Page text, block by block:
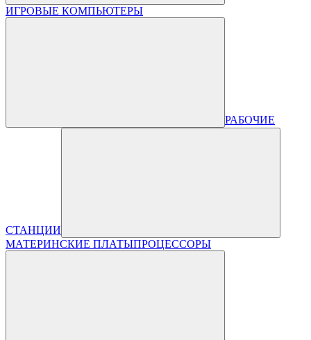
ИГРОВЫЕ КОМПЬЮТЕРЫ
РАБОЧИЕ
СТАНЦИИ
МАТЕРИНСКИЕ ПЛАТЫПРОЦЕССОРЫ